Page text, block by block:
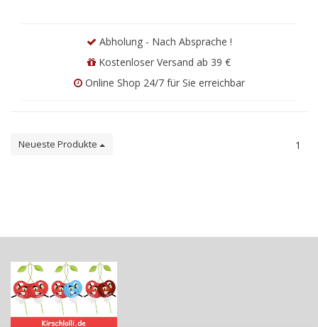
Abholung - Nach Absprache !
Kostenloser Versand ab 39 €
Online Shop 24/7 für Sie erreichbar
Neueste Produkte 1